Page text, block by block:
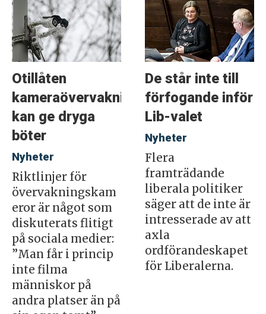
Otillåten
kameraövervakning
kan ge dryga
böter
Nyheter
Riktlinjer för
övervakningskam
eror är något som
diskuterats flitigt
på sociala medier:
”Man får i princip
inte filma
människor på
andra platser än på
De står inte till
förfogande inför
Lib-valet
Nyheter
Flera
framträdande
liberala politiker
säger att de inte är
intresserade av att
axla
ordförandeskapet
för Liberalerna.